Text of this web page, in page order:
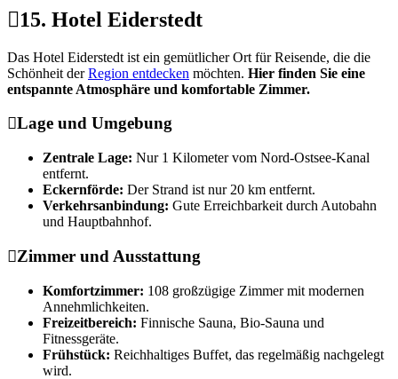
15. Hotel Eiderstedt
Das Hotel Eiderstedt ist ein gemütlicher Ort für Reisende, die die
Schönheit derRegion entdecken möchten. Hier finden Sie eine
entspannte Atmosphäre und komfortable Zimmer.
Lage und Umgebung
Zentrale Lage: Nur 1 Kilometer vom Nord-Ostsee-Kanal
entfernt.
Eckernförde: Der Strand ist nur 20 km entfernt.
Verkehrsanbindung: Gute Erreichbarkeit durch Autobahn
und Hauptbahnhof.
Zimmer und Ausstattung
Komfortzimmer: 108 großzügige Zimmer mit modernen
Annehmlichkeiten.
Freizeitbereich: Finnische Sauna, Bio-Sauna und
Fitnessgeräte.
Frühstück: Reichhaltiges Buffet, das regelmäßig nachgelegt
wird.